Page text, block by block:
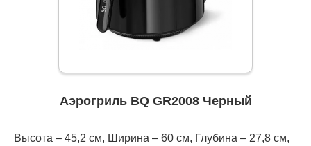
Аэрогриль BQ GR2008 Черный
Высота – 45,2 см, Ширина – 60 см, Глубина – 27,8 см,